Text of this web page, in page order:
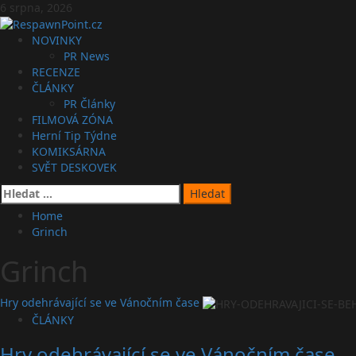
Skip
to
content
6 srpna, 2026
PrimaryNOVINKY
PR News
RECENZE
ČLÁNKY
PR Články
FILMOVÁ ZÓNA
Herní Tip Týdne
KOMIKSÁRNA
SVĚT DESKOVEK
Vyhledávání
Home
Grinch
Grinch
Hry odehrávající se ve Vánočním čase
ČLÁNKY